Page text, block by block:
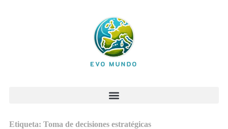
Etiqueta: Toma de decisiones estratégicas